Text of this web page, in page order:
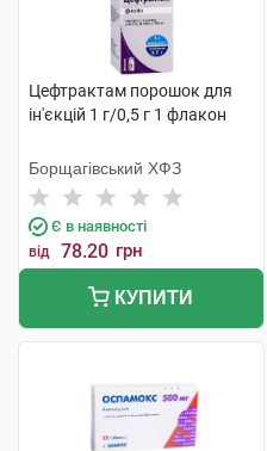
Цефтрактам порошок для
ін'єкцій 1 г/0,5 г 1 флакон
Борщагівський ХФЗ
Є в наявності
від 78.20 грн
КУПИТИ